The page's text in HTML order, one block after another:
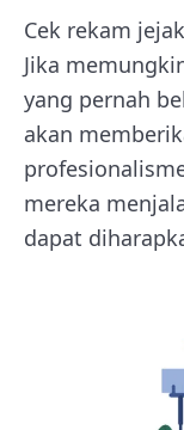
Cek rekam
Jika
yang pernah
akan
mereka
dapat